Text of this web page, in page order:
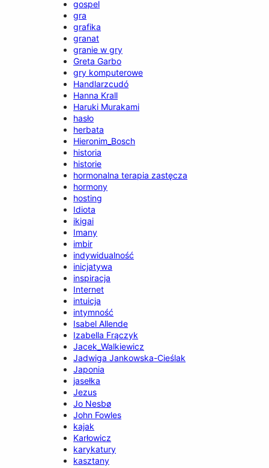
gospel
gra
grafika
granat
granie w gry
Greta Garbo
gry komputerowe
Handlarzcudó
Hanna Krall
Haruki Murakami
hasło
herbata
Hieronim_Bosch
historia
historie
hormonalna terapia zastęcza
hormony
hosting
Idiota
ikigai
Imany
imbir
indywidualność
inicjatywa
inspiracja
Internet
intuicja
intymność
Isabel Allende
Izabella Frączyk
Jacek_Walkiewicz
Jadwiga Jankowska-Cieślak
Japonia
jasełka
Jezus
Jo Nesbø
John Fowles
kajak
Karłowicz
karykatury
kasztany